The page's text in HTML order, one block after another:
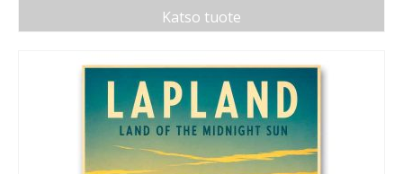
Katso tuote